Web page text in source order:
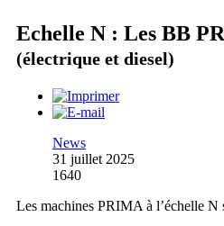
Echelle N : Les BB
(électrique et diesel)
News
31 juillet 2025
1640
Les machines PRIMA à l’échelle